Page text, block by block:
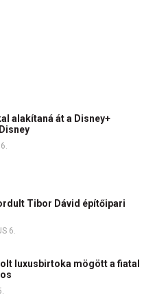
alakítaná át a Disney+
Tibor Dávid építőipari
6.
luxusbirtoka mögött a fiatal